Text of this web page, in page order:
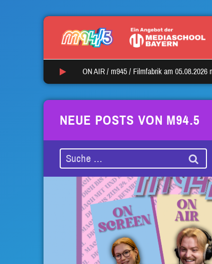
ON AIR / m945 / Filmfabrik am 05.08.2026
NEUE POSTS VON M94.5